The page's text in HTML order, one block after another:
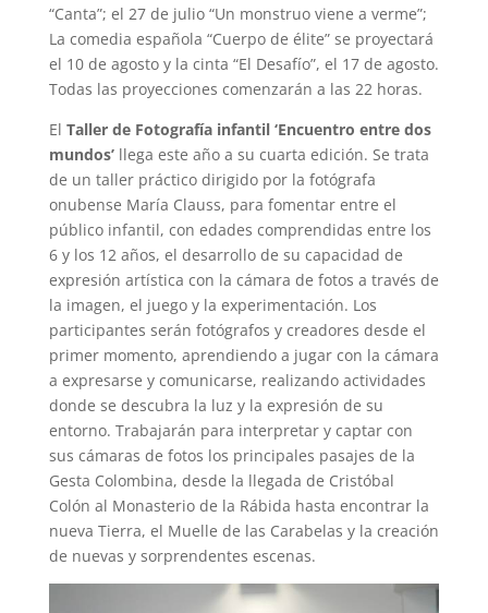
“Canta”; el 27 de julio “Un monstruo viene a verme”;
La comedia española “Cuerpo de élite” se proyectará
el 10 de agosto y la cinta “El Desafío”, el 17 de agosto.
Todas las proyecciones comenzarán a las 22 horas.
El Taller de Fotografía infantil‘Encuentro entre dos
mundos’llega este año a su cuarta edición. Se trata
de un taller práctico dirigido por la fotógrafa
onubense María Clauss, para fomentar entre el
público infantil, con edades comprendidas entre los
6 y los 12 años, el desarrollo de su capacidad de
expresión artística con la cámara de fotos a través de
la imagen, el juego y la experimentación. Los
participantes serán fotógrafos y creadores desde el
primer momento, aprendiendo a jugar con la cámara
a expresarse y comunicarse, realizando actividades
donde se descubra la luz y la expresión de su
entorno. Trabajarán para interpretar y captar con
sus cámaras de fotos los principales pasajes de la
Gesta Colombina, desde la llegada de Cristóbal
Colón al Monasterio de la Rábida hasta encontrar la
nueva Tierra, el Muelle de las Carabelas y la creación
de nuevas y sorprendentes escenas.